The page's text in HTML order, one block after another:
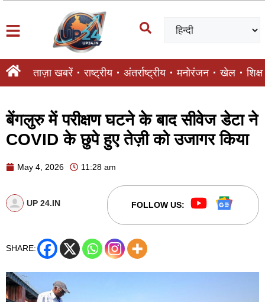
ताज़ा खबरें राष्ट्रीय अंतर्राष्ट्रीय मनोरंजन खेल शिक्षा
बेंगलुरु में परीक्षण घटने के बाद सीवेज डेटा ने
COVID के छुपे हुए तेज़ी को उजागर किया
May 4, 2026 11:28 am
UP 24.IN FOLLOW US:
SHARE: